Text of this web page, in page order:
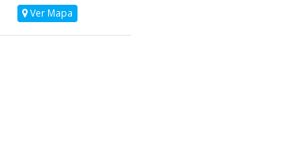
Ver Mapa